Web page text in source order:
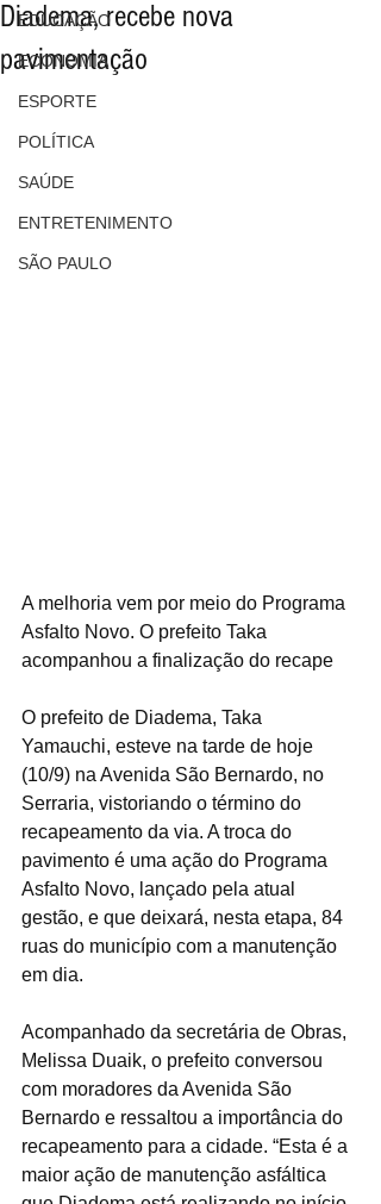
EDUCAÇÃO
ECONOMIA
ESPORTE
POLÍTICA
SAÚDE
ENTRETENIMENTO
SÃO PAULO
Diadema, recebe nova
pavimentação
A melhoria vem por meio do Programa
Asfalto Novo. O prefeito Taka
acompanhou a finalização do recape
O prefeito de Diadema, Taka
Yamauchi, esteve na tarde de hoje
(10/9) na Avenida São Bernardo, no
Serraria, vistoriando o término do
recapeamento da via. A troca do
pavimento é uma ação do Programa
Asfalto Novo, lançado pela atual
gestão, e que deixará, nesta etapa, 84
ruas do município com a manutenção
em dia.
Acompanhado da secretária de Obras,
Melissa Duaik, o prefeito conversou
com moradores da Avenida São
Bernardo e ressaltou a importância do
recapeamento para a cidade. “Esta é a
maior ação de manutenção asfáltica